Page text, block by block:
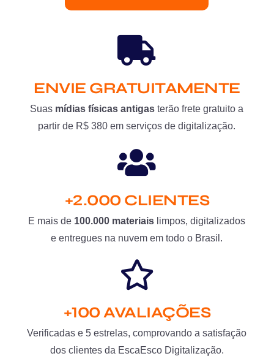
ENVIE GRATUITAMENTE
Suas mídias físicas antigas terão frete gratuito a
partir de R$ 380 em serviços de digitalização.
+2.000 CLIENTES
E mais de 100.000 materiais limpos, digitalizados
e entregues na nuvem em todo o Brasil.
+100 AVALIAÇÕES
Verificadas e 5 estrelas, comprovando a satisfação
dos clientes da EscaEsco Digitalização.